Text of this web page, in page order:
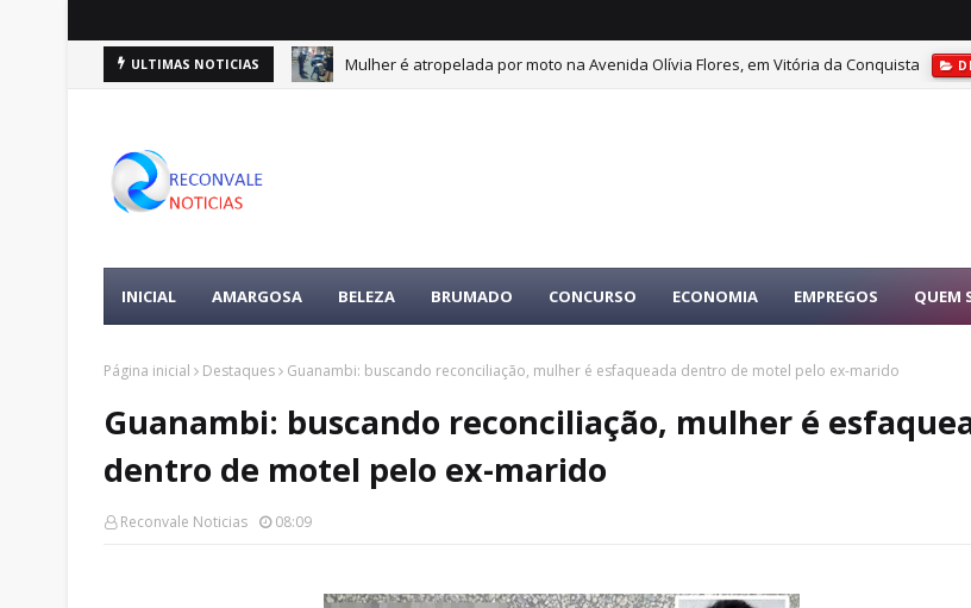
ULTIMAS NOTICIAS
DESTAQUES Mulher é atropelada por moto na Avenida Olívia Flores, em Vitória da Conquista
INICIAL AMARGOSA BELEZA BRUMADO CONCURSO ECONOMIA EMPREGOS QUEM
Página inicial Destaques Guanambi: buscando reconciliação, mulher é esfaqueada dentro de motel pelo ex-marido
Guanambi: buscando reconciliação, mulher é
dentro de motel pelo ex-marido
Reconvale Noticias 08:09